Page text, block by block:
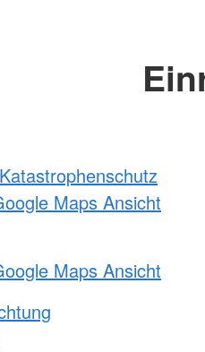
Maps Ansicht
Maps Ansicht